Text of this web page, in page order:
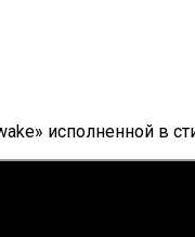
исполненной в